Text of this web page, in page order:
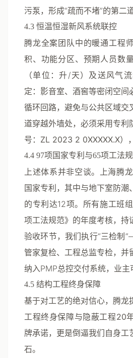
污泵，形成“疏而不堵”的第二
4.3 恒温恒湿新风系统联控
腾龙全案团队中的暖通工程
积、功能分区、预期人员数
（单位：升/天）及送风气
定：影音室、酒窖等密闭空间
循环回路，避免与公共区域交
道穿越外墙处，必须采用 专利
号：ZL 2023 2 0XXXXX.X）
4.4 97项国家专利与65项工法
上述体系并非空谈。上海腾
国家专利，其中与地下室防潮
的专利达12项。所有施工班
项工法规范》的年度考核，持
验收环节，我们执行“三检制
管家复检、工程总监专检，并
纳入PMP总控交付系统，业主
4.5 结构工程终身保障
基于对工艺的绝对信心，腾龙
工程终身保障与隐蔽工程20
牌承诺，更是倒逼我们自身工
石。